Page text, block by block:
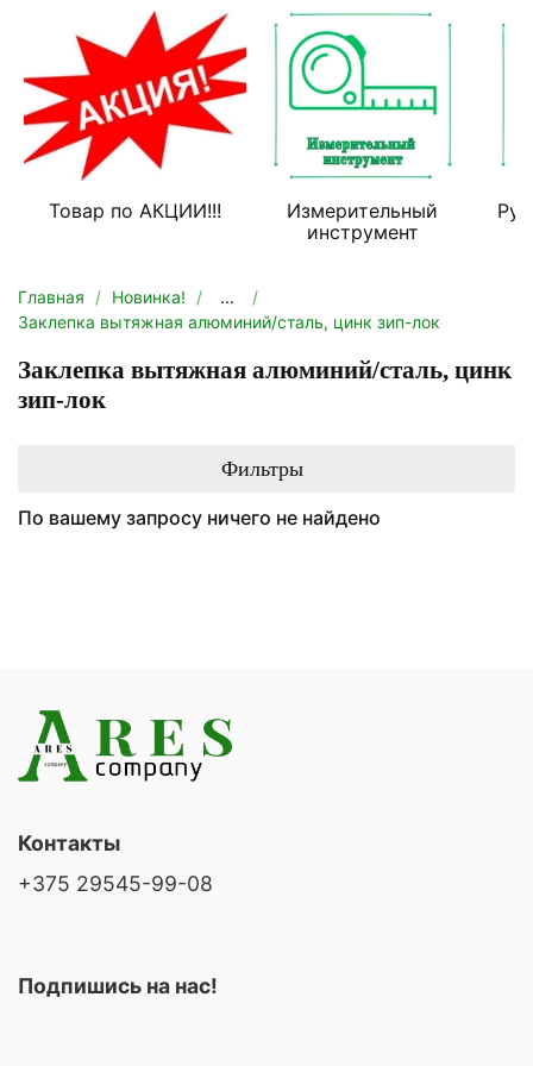
Товар по АКЦИИ!!!
Измерительный
инструмент
Главная Новинка!
...
Заклепка вытяжная алюминий/сталь, цинк зип-лок
Заклепка вытяжная алюминий/сталь, цинк
зип-лок
Фильтры
По вашему запросу ничего не найдено
Контакты
+375 29545-99-08
Подпишись на нас!